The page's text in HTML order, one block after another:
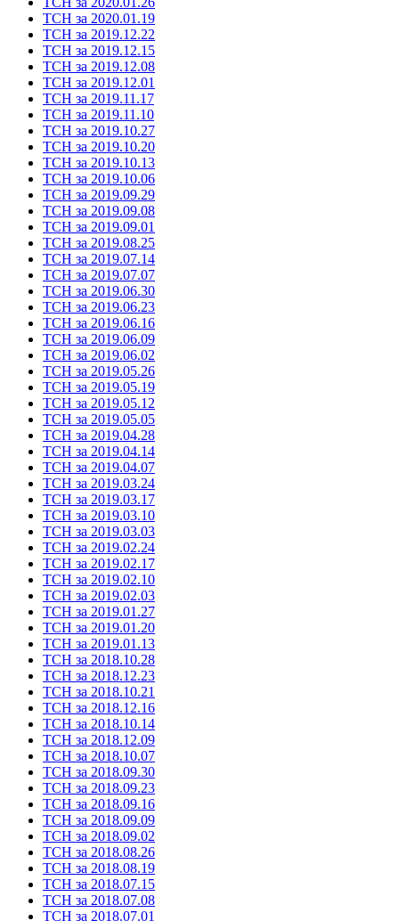
ТСН за 2020.01.19
ТСН за 2019.12.22
ТСН за 2019.12.15
ТСН за 2019.12.08
ТСН за 2019.12.01
ТСН за 2019.11.17
ТСН за 2019.11.10
ТСН за 2019.10.27
ТСН за 2019.10.20
ТСН за 2019.10.13
ТСН за 2019.10.06
ТСН за 2019.09.29
ТСН за 2019.09.08
ТСН за 2019.09.01
ТСН за 2019.08.25
ТСН за 2019.07.14
ТСН за 2019.07.07
ТСН за 2019.06.30
ТСН за 2019.06.23
ТСН за 2019.06.16
ТСН за 2019.06.09
ТСН за 2019.06.02
ТСН за 2019.05.26
ТСН за 2019.05.19
ТСН за 2019.05.12
ТСН за 2019.05.05
ТСН за 2019.04.28
ТСН за 2019.04.14
ТСН за 2019.04.07
ТСН за 2019.03.24
ТСН за 2019.03.17
ТСН за 2019.03.10
ТСН за 2019.03.03
ТСН за 2019.02.24
ТСН за 2019.02.17
ТСН за 2019.02.10
ТСН за 2019.02.03
ТСН за 2019.01.27
ТСН за 2019.01.20
ТСН за 2019.01.13
ТСН за 2018.10.28
ТСН за 2018.12.23
ТСН за 2018.10.21
ТСН за 2018.12.16
ТСН за 2018.10.14
ТСН за 2018.12.09
ТСН за 2018.10.07
ТСН за 2018.09.30
ТСН за 2018.09.23
ТСН за 2018.09.16
ТСН за 2018.09.09
ТСН за 2018.09.02
ТСН за 2018.08.26
ТСН за 2018.08.19
ТСН за 2018.07.15
ТСН за 2018.07.08
ТСН за 2018.07.01